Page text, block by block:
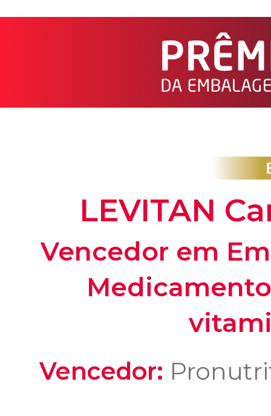
LEVITAN
Vencedor em
Vencedor: